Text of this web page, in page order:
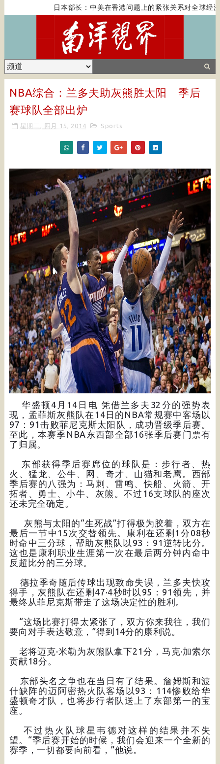
日本部长：中美在香港问题上的紧张关系对全球经济
NBA综合：兰多夫助灰熊胜太阳 季后
赛球队全部出炉
星期二, 四月 15, 2014 Sports
华盛顿4月14日电 凭借兰多夫32分的强势表
现，孟菲斯灰熊队在14日的NBA常规赛中客场以
97：91击败菲尼克斯太阳队，成功晋级季后赛。
至此，本赛季NBA东西部全部16张季后赛门票有
了归属。
东部获得季后赛席位的球队是：步行者、热
火、猛龙、公牛、网、奇才、山猫和老鹰。西部
季后赛的八强为：马刺、雷鸣、快船、火箭、开
拓者、勇士、小牛、灰熊。不过16支球队的座次
还未完全确定。
灰熊与太阳的“生死战”打得极为胶着，双方在
最后一节中15次交替领先。康利在还剩1分08秒
时命中三分球，帮助灰熊队以93：91逆转比分。
这也是康利职业生涯第一次在最后两分钟内命中
反超比分的三分球。
德拉季奇随后传球出现致命失误，兰多夫快攻
得手，灰熊队在还剩47·4秒时以95：91领先，并
最终从菲尼克斯带走了这场决定性的胜利。
“这场比赛打得太紧张了，双方你来我往，我们
要向对手表达敬意，”得到14分的康利说。
老将迈克·米勒为灰熊队拿下21分，马克·加索尔
贡献18分。
东部头名之争也在当日有了结果。詹姆斯和波
什缺阵的迈阿密热火队客场以93：114惨败给华
盛顿奇才队，也将步行者队送上了东部第一的宝
座。
不过热火队球星韦德对这样的结果并不失
望。“季后赛开始的时候，我们会迎来一个全新的
赛季，一切都要向前看，”他说。